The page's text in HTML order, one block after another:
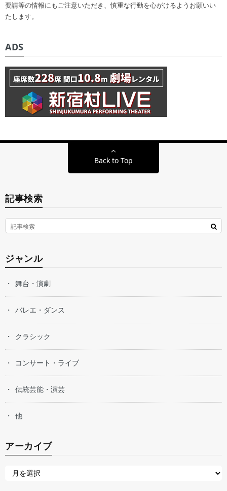
要請等の情報にもご注意いただき、慎重な行動を心がけるようお願いい
たします。
ADS
Back to Top
記事検索
ジャンル
舞台・演劇
バレエ・ダンス
クラシック
コンサート・ライブ
伝統芸能・演芸
他
アーカイブ